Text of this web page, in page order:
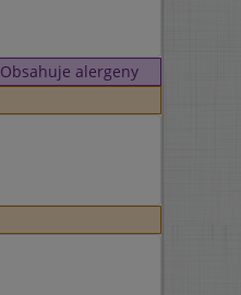
Obsahuje alergeny